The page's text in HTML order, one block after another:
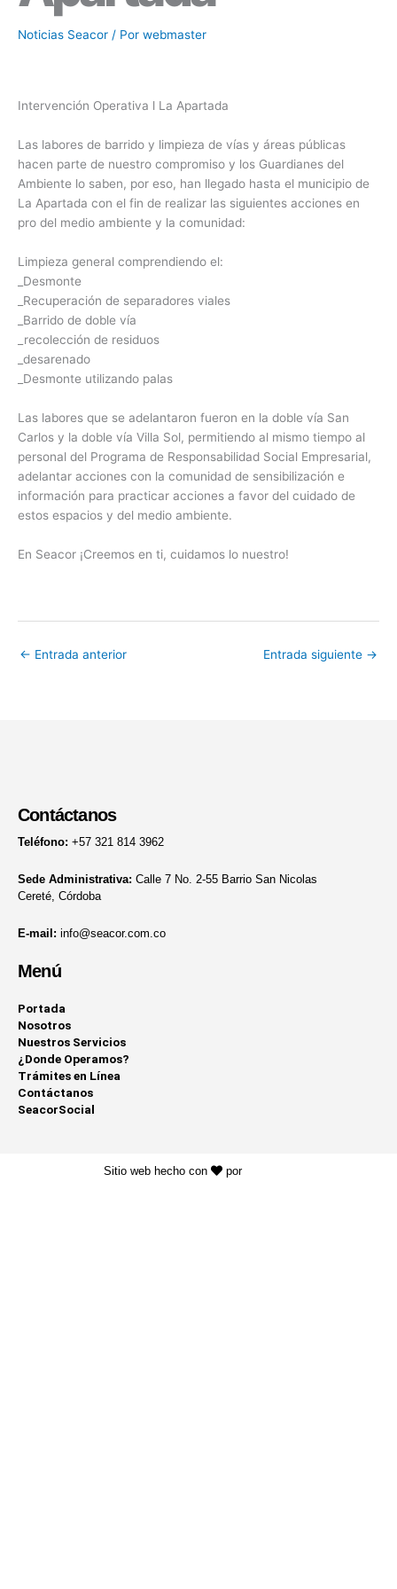
Noticias Seacor / Por webmaster
Intervención Operativa l La Apartada
Las labores de barrido y limpieza de vías y áreas públicas
hacen parte de nuestro compromiso y los Guardianes del
Ambiente lo saben, por eso, han llegado hasta el municipio de
La Apartada con el fin de realizar las siguientes acciones en
pro del medio ambiente y la comunidad:
Limpieza general comprendiendo el:
_Desmonte
_Recuperación de separadores viales
_Barrido de doble vía
_recolección de residuos
_desarenado
_Desmonte utilizando palas
Las labores que se adelantaron fueron en la doble vía San
Carlos y la doble vía Villa Sol, permitiendo al mismo tiempo al
personal del Programa de Responsabilidad Social Empresarial,
adelantar acciones con la comunidad de sensibilización e
información para practicar acciones a favor del cuidado de
estos espacios y del medio ambiente.
En Seacor ¡Creemos en ti, cuidamos lo nuestro!
← Entrada anterior Entrada siguiente →
Contáctanos
Teléfono: +57 321 814 3962
Sede Administrativa: Calle 7 No. 2-55 Barrio San Nicolas
Cereté, Córdoba
E-mail: info@seacor.com.co
Menú
Portada
Nosotros
Nuestros Servicios
¿Donde Operamos?
Trámites en Línea
Contáctanos
SeacorSocial
Sitio web hecho con por